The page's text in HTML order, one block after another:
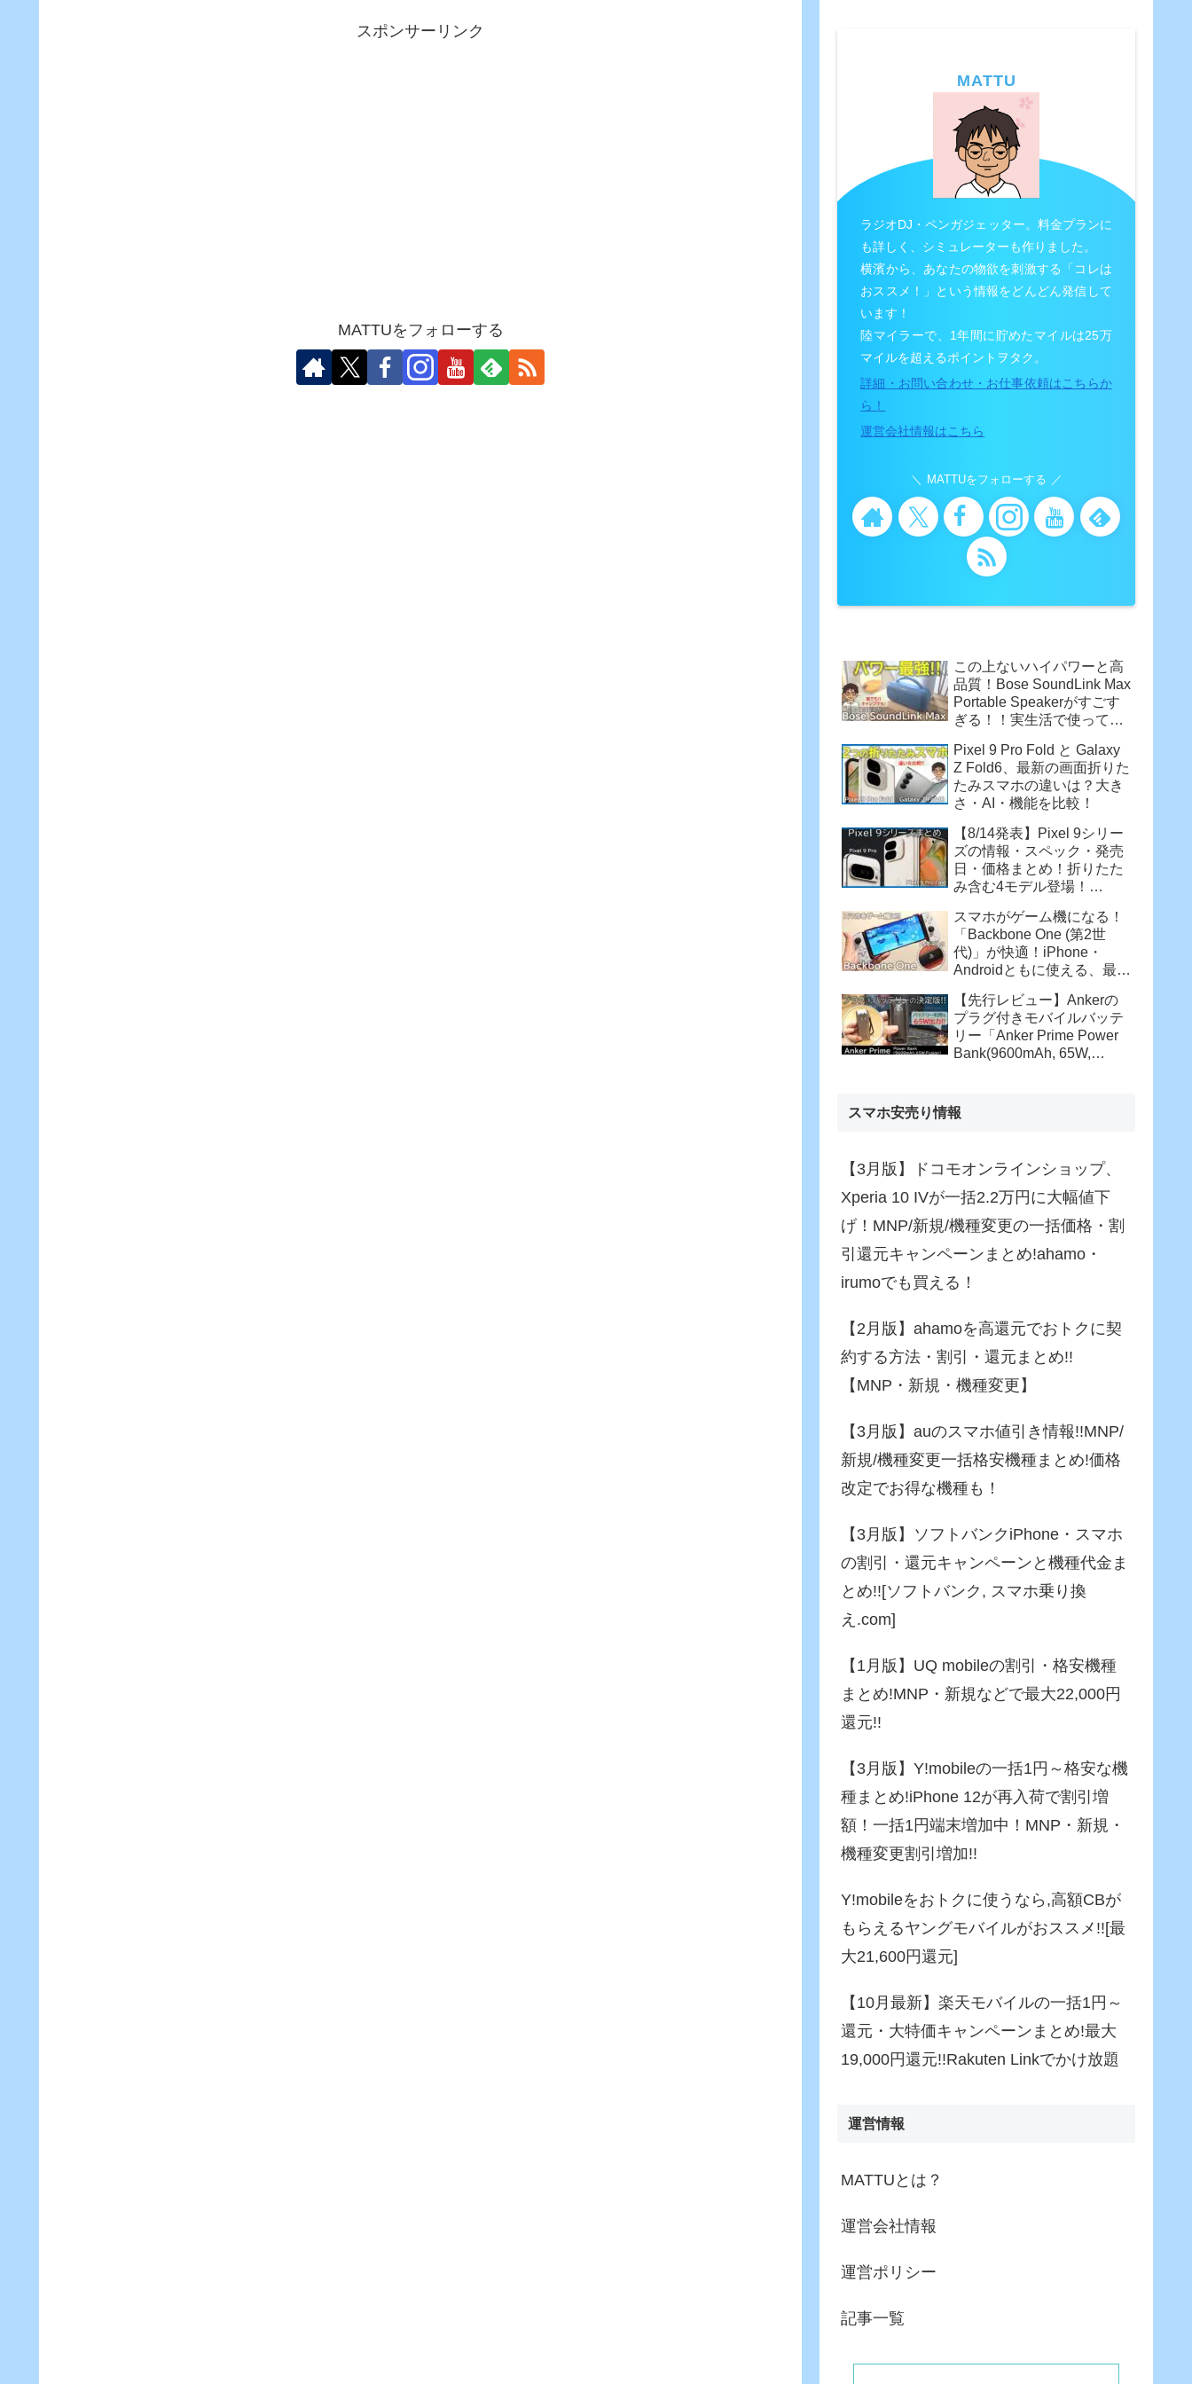
スポンサーリンク
MATTUをフォローする
MATTU
ラジオDJ・ペンガジェッター。料金プランに
も詳しく、シミュレーターも作りました。
横濱から、あなたの物欲を刺激する「コレは
おススメ！」という情報をどんどん発信して
います！
陸マイラーで、1年間に貯めたマイルは25万
マイルを超えるポイントヲタク。
詳細・お問い合わせ・お仕事依頼はこちらか
ら！
運営会社情報はこちら
MATTUをフォローする
この上ないハイパワーと高
品質！Bose SoundLink Max
Portable Speakerがすごす
ぎる！！実生活で使って感
Pixel 9 Pro Fold と Galaxy
Z Fold6、最新の画面折りた
たみスマホの違いは？大き
さ・AI・機能を比較！
【8/14発表】Pixel 9シリー
ズの情報・スペック・発売
日・価格まとめ！折りたた
み含む4モデル登場！
XL・Pixel 9 Pro Fold】
スマホがゲーム機になる！
「Backbone One (第2世
代)」が快適！iPhone・
Androidともに使える、最強
【先行レビュー】Ankerの
プラグ付きモバイルバッテ
リー「Anker Prime Power
Bank(9600mAh, 65W,
電！
スマホ安売り情報
【3月版】ドコモオンラインショップ、
Xperia 10 IVが一括2.2万円に大幅値下
げ！MNP/新規/機種変更の一括価格・割
引還元キャンペーンまとめ!ahamo・
irumoでも買える！
【2月版】ahamoを高還元でおトクに契
約する方法・割引・還元まとめ!!
【MNP・新規・機種変更】
【3月版】auのスマホ値引き情報!!MNP/
新規/機種変更一括格安機種まとめ!価格
改定でお得な機種も！
【3月版】ソフトバンクiPhone・スマホ
の割引・還元キャンペーンと機種代金ま
とめ!![ソフトバンク, スマホ乗り換
え.com]
【1月版】UQ mobileの割引・格安機種
まとめ!MNP・新規などで最大22,000円
還元!!
【3月版】Y!mobileの一括1円～格安な機
種まとめ!iPhone 12が再入荷で割引増
額！一括1円端末増加中！MNP・新規・
機種変更割引増加!!
Y!mobileをおトクに使うなら,高額CBが
もらえるヤングモバイルがおススメ!![最
大21,600円還元]
【10月最新】楽天モバイルの一括1円～
還元・大特価キャンペーンまとめ!最大
19,000円還元!!Rakuten Linkでかけ放題
運営情報
MATTUとは？
運営会社情報
運営ポリシー
記事一覧